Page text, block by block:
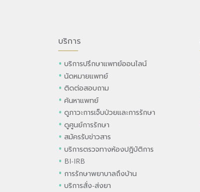
บริการ
บริการปรึกษาแพทย์ออนไลน์
นัดหมายแพทย์
ติดต่อสอบถาม
ค้นหาแพทย์
ดูภาวะการเจ็บป่วยและการรักษา
ดูศูนย์การรักษา
สมัครรับข่าวสาร
บริการตรวจทางห้องปฏิบัติการ
BI-IRB
การรักษาพยาบาลถึงบ้าน
บริการสั่ง-ส่งยา